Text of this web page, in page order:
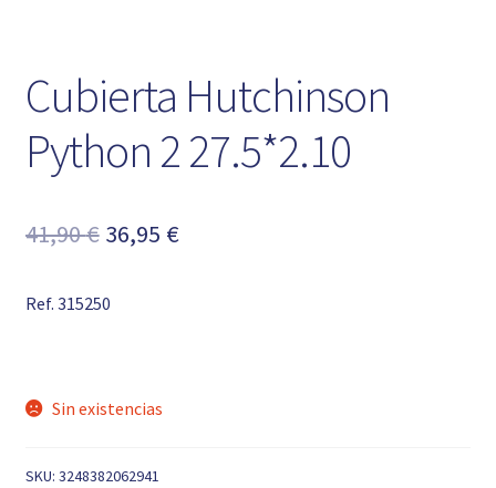
Cubierta Hutchinson
Python 2 27.5*2.10
41,90€ El
original
36,95 €El
Ref. 315250
Sin existencias
SKU: 3248382062941